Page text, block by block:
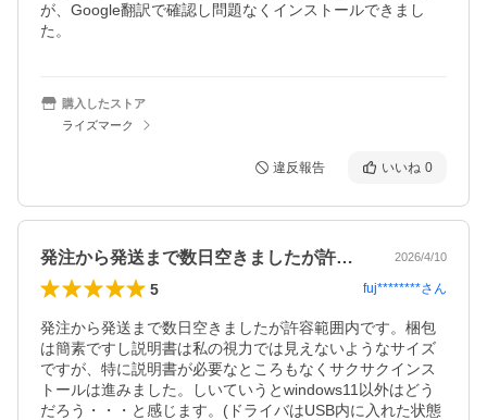
が、Google翻訳で確認し問題なくインストールできまし
た。
購入したストア
ライズマーク
違反報告 いいね 0
発注から発送まで数日空きましたが許容範… 2026/4/10
5 fuj********さん
発注から発送まで数日空きましたが許容範囲内です。梱包
は簡素ですし説明書は私の視力では見えないようなサイズ
ですが、特に説明書が必要なところもなくサクサクインス
トールは進みました。しいていうとwindows11以外はどう
だろう・・・と感じます。(ドライバはUSB内に入れた状態